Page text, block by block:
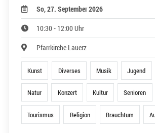
So, 27. September 2026
10:30 - 12:00 Uhr
Pfarrkirche Lauerz
Kunst Diverses Musik Jugend
Natur Konzert Kultur Senioren
Tourismus Religion Brauchtum